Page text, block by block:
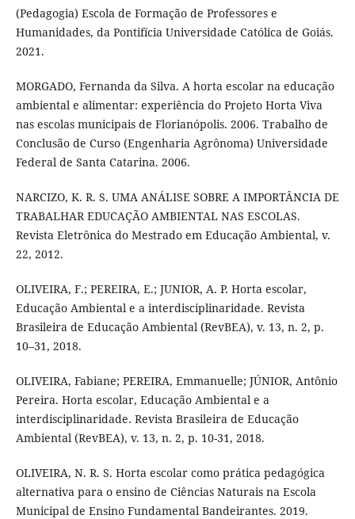
(Pedagogia) Escola de Formação de Professores e
Humanidades, da Pontifícia Universidade Católica de Goiás.
2021.
MORGADO, Fernanda da Silva. A horta escolar na educação
ambiental e alimentar: experiência do Projeto Horta Viva
nas escolas municipais de Florianópolis. 2006. Trabalho de
Conclusão de Curso (Engenharia Agrônoma) Universidade
Federal de Santa Catarina. 2006.
NARCIZO, K. R. S. UMA ANÁLISE SOBRE A IMPORTÂNCIA DE
TRABALHAR EDUCAÇÃO AMBIENTAL NAS ESCOLAS.
Revista Eletrônica do Mestrado em Educação Ambiental, v.
22, 2012.
OLIVEIRA, F.; PEREIRA, E.; JUNIOR, A. P. Horta escolar,
Educação Ambiental e a interdisciplinaridade. Revista
Brasileira de Educação Ambiental (RevBEA), v. 13, n. 2, p.
10–31, 2018.
OLIVEIRA, Fabiane; PEREIRA, Emmanuelle; JÚNIOR, Antônio
Pereira. Horta escolar, Educação Ambiental e a
interdisciplinaridade. Revista Brasileira de Educação
Ambiental (RevBEA), v. 13, n. 2, p. 10-31, 2018.
OLIVEIRA, N. R. S. Horta escolar como prática pedagógica
alternativa para o ensino de Ciências Naturais na Escola
Municipal de Ensino Fundamental Bandeirantes. 2019.